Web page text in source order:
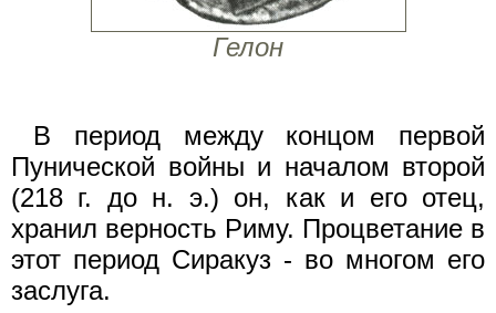
Гелон
В период между концом первой
Пунической войны и началом второй
(218 г. до н. э.) он, как и его отец,
хранил верность Риму. Процветание в
этот период Сиракуз - во многом его
заслуга.